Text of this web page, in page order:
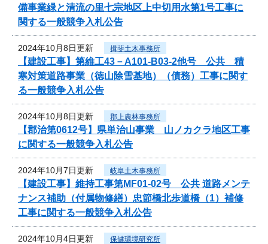
備事業緑と清流の里七宗地区上中切用水第1号工事に
関する一般競争入札公告
2024年10月8日更新 揖斐土木事務所
【建設工事】第維工43－A101-B03-2他号 公共 積
寒対策道路事業（徳山除雪基地）（債務）工事に関す
る一般競争入札公告
2024年10月8日更新 郡上農林事務所
【郡治第0612号】県単治山事業 山ノカクラ地区工事
に関する一般競争入札公告
2024年10月7日更新 岐阜土木事務所
【建設工事】維持工事第MF01-02号 公共 道路メンテ
ナンス補助（付属物修繕）忠節橋北歩道橋（1）補修
工事に関する一般競争入札公告
2024年10月4日更新 保健環境研究所